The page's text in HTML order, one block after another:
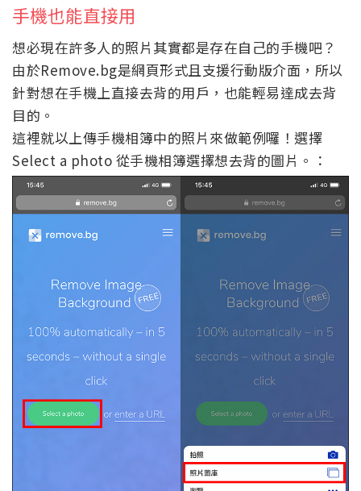
手機也能直接用
想必現在許多人的照片其實都是存在自己的手機吧？
由於Remove.bg是網頁形式且支援行動版介面，所以
針對想在手機上直接去背的用戶，也能輕易達成去背
目的。
這裡就以上傳手機相簿中的照片來做範例囉！選擇
Select a photo 從手機相簿選擇想去背的圖片。：